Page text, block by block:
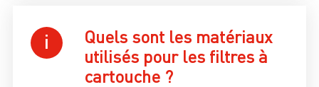
Quels sont les matériaux
utilisés pour les filtres à
cartouche ?